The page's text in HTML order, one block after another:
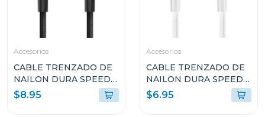
Accesorios
CABLE TRENZADO DE
NAILON DURA SPEED
DE 100W TIPO C EN
AMBOS LADOS DE 3M
$8.95
Accesorios
CABLE TRENZADO DE
NAILON DURA SPEED
DE 65W TIPO C EN
AMBOS LADOS DE 1.8M
$6.95